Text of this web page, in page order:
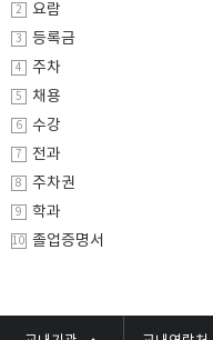
2 요람
3 등록금
4 주차
5 채용
6 수강
7 전과
8 주차권
9 학과
10 졸업증명서